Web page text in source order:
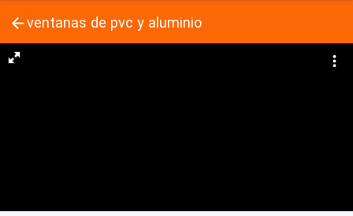
ventanas de pvc y aluminio